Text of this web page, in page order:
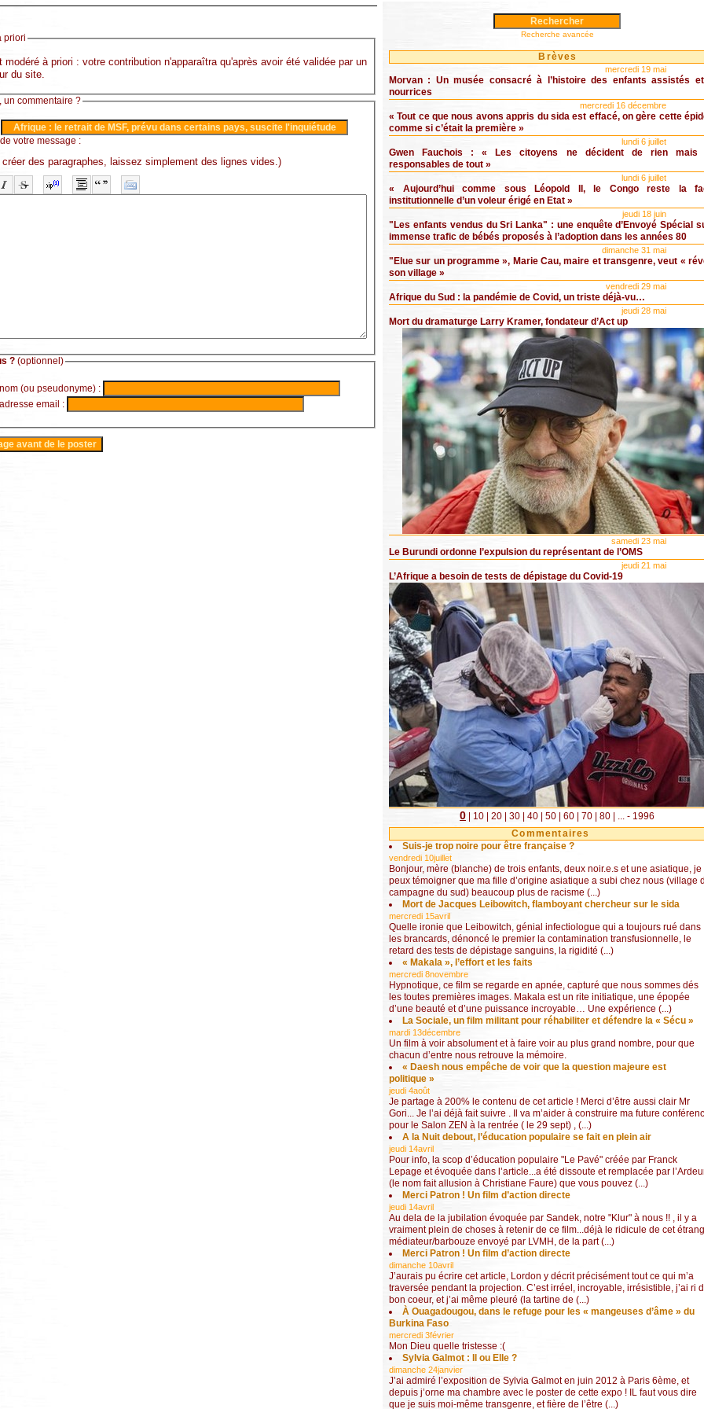
priori
modéré à priori : votre contribution n'apparaîtra qu'après avoir été validée par un
du site.
un commentaire ?
votre message :
créer des paragraphes, laissez simplement des lignes vides.)
-
-
-
? (optionnel)
(ou pseudonyme) :
email :
Recherche avancée
Brèves
mercredi 19 mai
Morvan : Un musée consacré à l’histoire des enfants assistés
nourrices
mercredi 16 décembre
« Tout ce que nous avons appris du sida est effacé, on gère cette
comme si c’était la première »
lundi 6 juillet
Gwen Fauchois : « Les citoyens ne décident de rien mais
responsables de tout »
lundi 6 juillet
« Aujourd’hui comme sous Léopold II, le Congo reste la
institutionnelle d’un voleur érigé en Etat »
jeudi 18 juin
"Les enfants vendus du Sri Lanka" : une enquête d’Envoyé Spécial
immense trafic de bébés proposés à l’adoption dans les années 80
dimanche 31 mai
"Elue sur un programme », Marie Cau, maire et transgenre, veut «
son village »
vendredi 29 mai
Afrique du Sud : la pandémie de Covid, un triste déjà-vu…
jeudi 28 mai
Mort du dramaturge Larry Kramer, fondateur d’Act up
samedi 23 mai
Le Burundi ordonne l’expulsion du représentant de l’OMS
jeudi 21 mai
L’Afrique a besoin de tests de dépistage du Covid-19
0 | 10 | 20 | 30 | 40 | 50 | 60 | 70 | 80 |
- 1996
Commentaires
Suis-je trop noire pour être française ?
vendredi 10juillet
Bonjour, mère (blanche) de trois enfants, deux noir.e.s et une asiatique, je
peux témoigner que ma fille d’origine asiatique a subi chez nous (village
campagne du sud) beaucoup plus de racisme (...)
Mort de Jacques Leibowitch, flamboyant chercheur sur le sida
mercredi 15avril
Quelle ironie que Leibowitch, génial infectiologue qui a toujours rué dans
les brancards, dénoncé le premier la contamination transfusionnelle, le
retard des tests de dépistage sanguins, la rigidité (...)
« Makala », l’effort et les faits
mercredi 8novembre
Hypnotique, ce film se regarde en apnée, capturé que nous sommes dés
les toutes premières images. Makala est un rite initiatique, une épopée
d’une beauté et d’une puissance incroyable… Une expérience (...)
La Sociale, un film militant pour réhabiliter et défendre la « Sécu »
mardi 13décembre
Un film à voir absolument et à faire voir au plus grand nombre, pour que
chacun d’entre nous retrouve la mémoire.
« Daesh nous empêche de voir que la question majeure est
politique »
jeudi 4août
Je partage à 200% le contenu de cet article ! Merci d’être aussi clair Mr
Gori... Je l’ai déjà fait suivre . Il va m’aider à construire ma future
pour le Salon ZEN à la rentrée ( le 29 sept) , (...)
A la Nuit debout, l’éducation populaire se fait en plein air
jeudi 14avril
Pour info, la scop d’éducation populaire "Le Pavé" créée par Franck
Lepage et évoquée dans l’article...a été dissoute et remplacée par
(le nom fait allusion à Christiane Faure) que vous pouvez (...)
Merci Patron ! Un film d’action directe
jeudi 14avril
Au dela de la jubilation évoquée par Sandek, notre "Klur" à nous !! , il y a
vraiment plein de choses à retenir de ce film...déjà le ridicule de cet
médiateur/barbouze envoyé par LVMH, de la part (...)
Merci Patron ! Un film d’action directe
dimanche 10avril
J’aurais pu écrire cet article, Lordon y décrit précisément tout ce qui m’a
traversée pendant la projection. C’est irréel, incroyable, irrésistible, j’ai ri
bon coeur, et j’ai même pleuré (la tartine de (...)
À Ouagadougou, dans le refuge pour les « mangeuses d’âme » du
Burkina Faso
mercredi 3février
Mon Dieu quelle tristesse :(
Sylvia Galmot : Il ou Elle ?
dimanche 24janvier
J’ai admiré l’exposition de Sylvia Galmot en juin 2012 à Paris 6ème, et
depuis j’orne ma chambre avec le poster de cette expo ! IL faut vous dire
que je suis moi-même transgenre, et fière de l’être (...)